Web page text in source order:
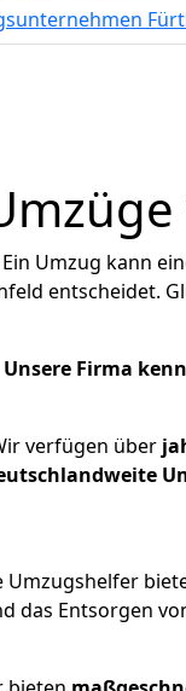
Ein Umzug kann
entscheidet.
Unsere Firma
verfügen über
Umzugshelfer
das Entsorgen